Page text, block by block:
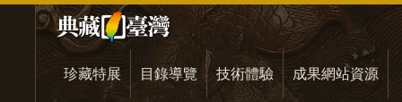
珍藏特展 目錄導覽 技術體驗 成果網站資源